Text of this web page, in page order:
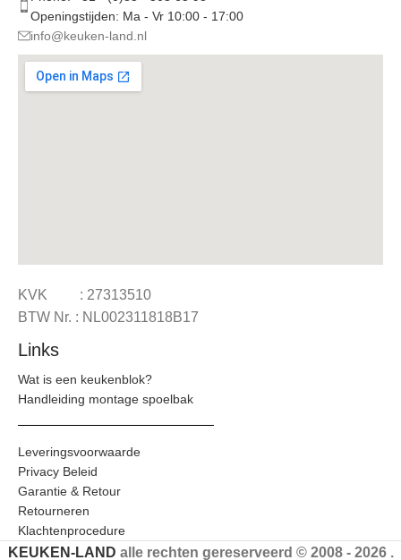
Openingstijden: Ma - Vr 10:00 - 17:00
info@keuken-land.nl
KVK : 27313510
BTW Nr. : NL002311818B17
Links
Wat is een keukenblok?
Handleiding montage spoelbak
Leveringsvoorwaarde
Privacy Beleid
Garantie & Retour
Retourneren
Klachtenprocedure
KEUKEN-LAND alle rechten gereserveerd © 2008 - 2026 .